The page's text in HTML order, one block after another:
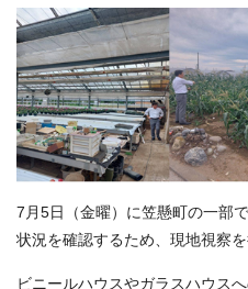
7月5日（金曜）に笠懸町の一部
状況を確認するため、現地視察を
ビニールハウスやガラスハウス